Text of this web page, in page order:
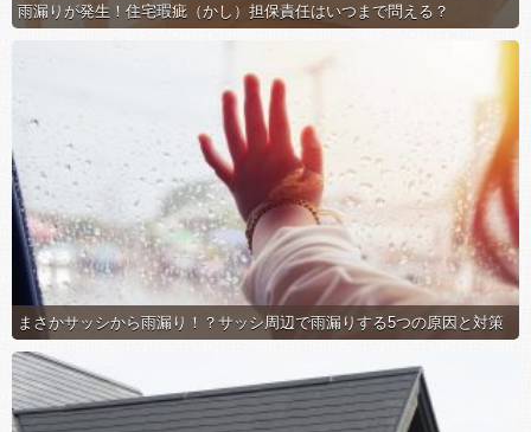
雨漏りが発生！住宅瑕疵（かし）担保責任はいつまで問える？
まさかサッシから雨漏り！？サッシ周辺で雨漏りする5つの原因と対策